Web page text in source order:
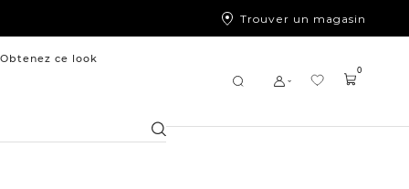
Trouver un magasin
Obtenez ce look
Chercher
0